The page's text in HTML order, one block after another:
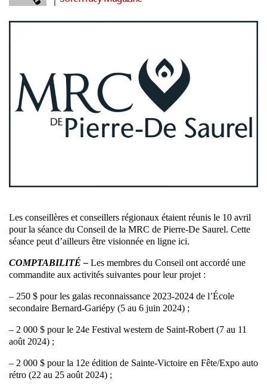
Les conseillères et conseillers régionaux étaient réunis le 10 avril
pour la séance du Conseil de la MRC de Pierre-De Saurel. Cette
séance peut d’ailleurs être visionnée en ligne ici.
COMPTABILITÉ – Les membres du Conseil ont accordé une
commandite aux activités suivantes pour leur projet :
– 250 $ pour les galas reconnaissance 2023-2024 de l’École
secondaire Bernard-Gariépy (5 au 6 juin 2024) ;
– 2 000 $ pour le 24e Festival western de Saint-Robert (7 au 11
août 2024) ;
– 2 000 $ pour la 12e édition de Sainte-Victoire en Fête/Expo auto
rétro (22 au 25 août 2024) ;